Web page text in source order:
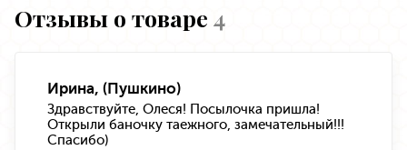
Отзывы о товаре 4
Ирина, (Пушкино)
Здравствуйте, Олеся! Посылочка пришла!
Открыли баночку таежного, замечательный!!!
Спасибо)